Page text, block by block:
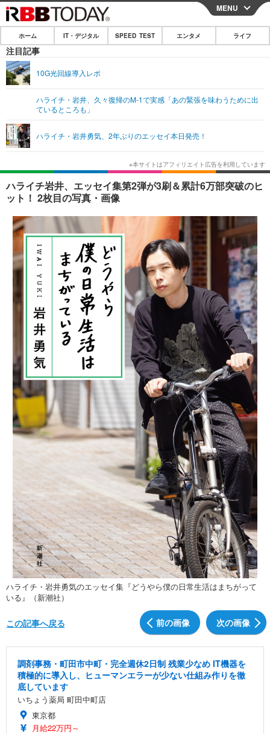
CLOSE
ホーム
IT・デジタル
ネタ
ショッピング その他
エンタメTOP 映画・ドラマ
韓国・芸能
音楽 スポーツ
ショッピング その他
ライフ
ライフTOP グルメ
ペット ショッピング
その他
リリース一覧
プッシュ通知の停止方法
MENU
ホーム IT・デジタル SPEED TEST エンタメ ライフ
注目記事
10G光回線導入レポ
ハライチ・岩井、久々復帰のM-1で実感「あの緊張を味わうために出
ているところも」
ハライチ・岩井勇気、2年ぶりのエッセイ本日発売！
ハライチ岩井、エッセイ集第2弾が3刷＆累計6万部突破のヒ
ット！ 2枚目の写真・画像
ハライチ・岩井勇気のエッセイ集『どうやら僕の日常生活はまちがって
いる』（新潮社）
前の画像 次の画像
この記事へ戻る
調剤事務・町田市中町・完全週休2日制 残業少なめ IT機器を
積極的に導入し、ヒューマンエラーが少ない仕組み作りを徹
底しています
いちょう薬局 町田中町店
東京都
月給22万円～